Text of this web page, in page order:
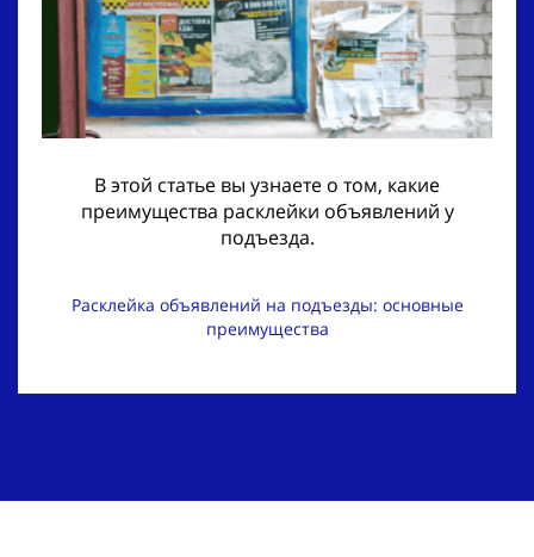
В этой статье вы узнаете о том, какие
преимущества расклейки объявлений у
подъезда.
Расклейка объявлений на подъезды: основные
преимущества